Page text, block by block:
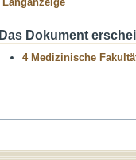
Das Dokument
4 Medizinische